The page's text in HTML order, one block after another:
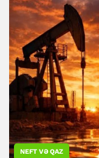
NEFT VƏ QAZ